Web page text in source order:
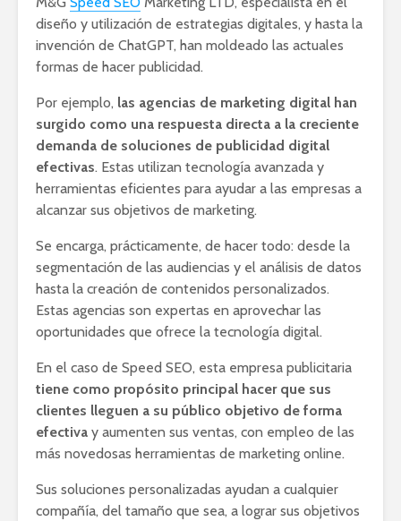
diseño y utilización de estrategias digitales, y hasta la
invención de ChatGPT, han moldeado las actuales
formas de hacer publicidad.
Por ejemplo, las agencias de marketing digital han
surgido como una respuesta directa a la creciente
demanda de soluciones de publicidad digital
efectivas. Estas utilizan tecnología avanzada y
herramientas eficientes para ayudar a las empresas a
alcanzar sus objetivos de marketing.
Se encarga, prácticamente, de hacer todo: desde la
segmentación de las audiencias y el análisis de datos
hasta la creación de contenidos personalizados.
Estas agencias son expertas en aprovechar las
oportunidades que ofrece la tecnología digital.
En el caso de Speed SEO, esta empresa publicitaria
tiene como propósito principal hacer que sus
clientes lleguen a su público objetivo de forma
efectiva y aumenten sus ventas, con empleo de las
más novedosas herramientas de marketing online.
Sus soluciones personalizadas ayudan a cualquier
compañía, del tamaño que sea, a lograr sus objetivos